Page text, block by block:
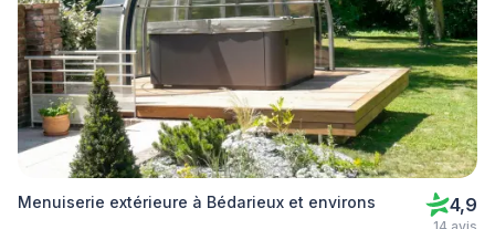
Menuiserie extérieure à Bédarieux et environs 4,9